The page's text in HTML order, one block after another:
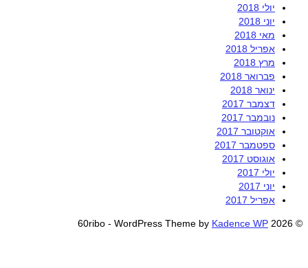
יולי 2018
יוני 2018
מאי 2018
אפריל 2018
מרץ 2018
פברואר 2018
ינואר 2018
דצמבר 2017
נובמבר 2017
אוקטובר 2017
ספטמבר 2017
אוגוסט 2017
יולי 2017
יוני 2017
אפריל 2017
© 2026 60ribo - WordPress Theme by
Kadence WP